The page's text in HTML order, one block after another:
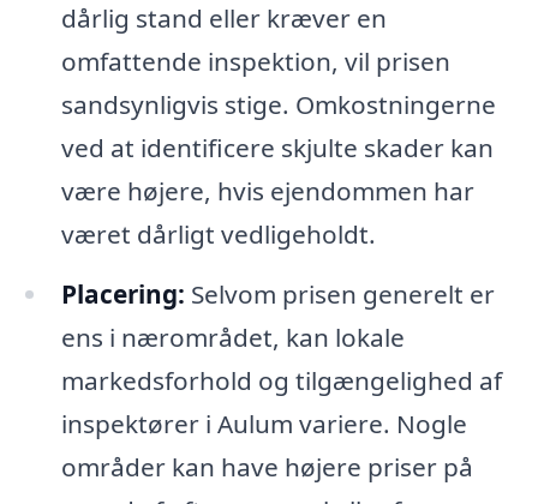
dårlig stand eller kræver en
omfattende inspektion, vil prisen
sandsynligvis stige. Omkostningerne
ved at identificere skjulte skader kan
være højere, hvis ejendommen har
været dårligt vedligeholdt.
Placering: Selvom prisen generelt er
ens i nærområdet, kan lokale
markedsforhold og tilgængelighed af
inspektører i Aulum variere. Nogle
områder kan have højere priser på